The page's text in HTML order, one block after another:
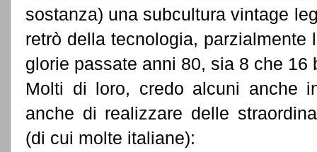
sostanza) una subcultura vintage
retrò della tecnologia,
glorie passate anni 80, sia 8 che 16
Molti di loro, credo alcuni anche
anche di realizzare delle
(di cui molte italiane):